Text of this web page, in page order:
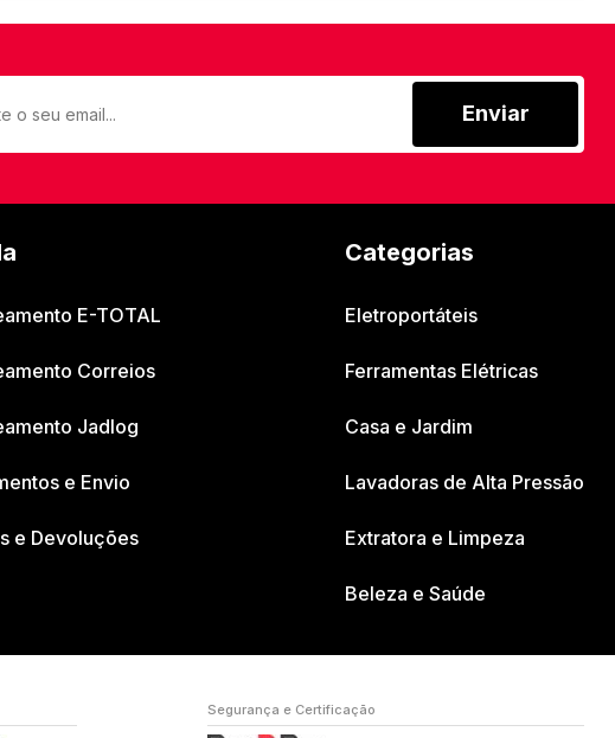
Enviar
E-TOTAL
Correios
Jadlog
e Envio
e Devoluções
Categorias
Eletroportáteis
Ferramentas Elétricas
Casa e Jardim
Lavadoras de Alta Pressão
Extratora e Limpeza
Beleza e Saúde
Segurança e Certificação